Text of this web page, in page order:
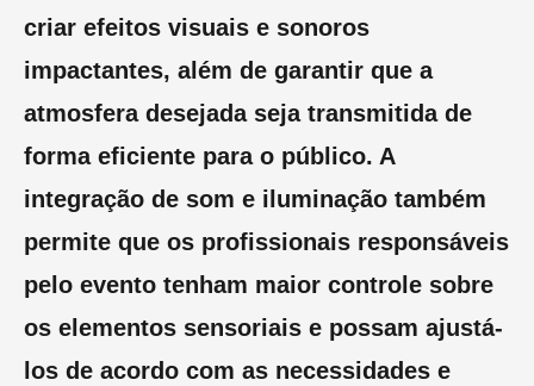
criar efeitos visuais e sonoros
impactantes, além de garantir que a
atmosfera desejada seja transmitida de
forma eficiente para o público. A
integração de som e iluminação também
permite que os profissionais responsáveis
pelo evento tenham maior controle sobre
os elementos sensoriais e possam ajustá-
los de acordo com as necessidades e